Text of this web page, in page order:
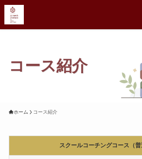
コース紹介
ホーム コース紹介
スクールコーチングコース（普